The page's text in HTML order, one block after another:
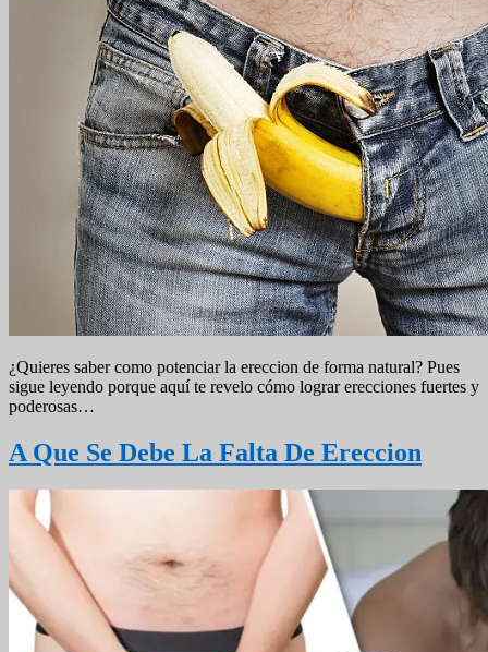
¿Quieres saber como potenciar la ereccion de forma natural? Pues
sigue leyendo porque aquí te revelo cómo lograr erecciones fuertes y
poderosas…
A Que Se Debe La Falta De Ereccion